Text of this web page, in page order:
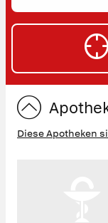
oder
Straße
Diese Apotheken